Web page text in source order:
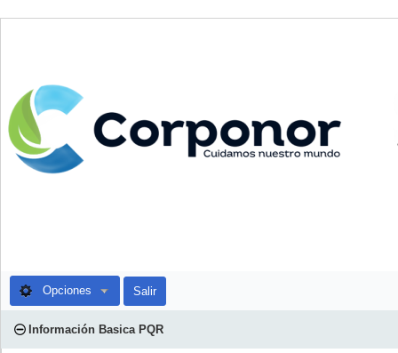
Opciones Salir
Información Basica PQR